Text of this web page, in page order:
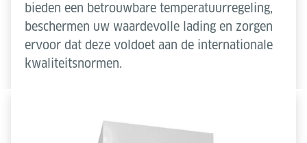
bieden een betrouwbare temperatuurregeling,
beschermen uw waardevolle lading en zorgen
ervoor dat deze voldoet aan de internationale
kwaliteitsnormen.